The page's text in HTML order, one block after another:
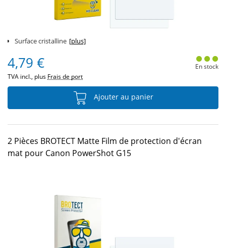
Surface cristalline [plus]
4,79 €
TVA incl., plus Frais de port
En stock
Ajouter au panier
2 Pièces BROTECT Matte Film de protection d'écran
mat pour Canon PowerShot G15